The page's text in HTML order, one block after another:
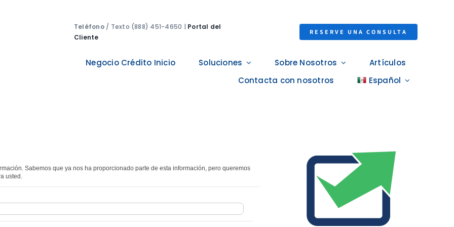
Teléfono/ Texto (888) 451-4650 | Portal del
Cliente
RESERVE UNA CONSULTA
Negocio Crédito Inicio Soluciones Sobre Nosotros
Artículos
Contacta con nosotros
Español